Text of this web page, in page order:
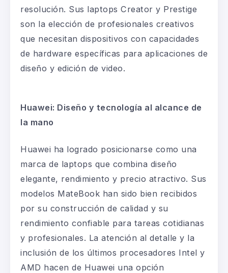
resolución. Sus laptops Creator y Prestige
son la elección de profesionales creativos
que necesitan dispositivos con capacidades
de hardware específicas para aplicaciones de
diseño y edición de video.
Huawei: Diseño y tecnología al alcance de
la mano
Huawei ha logrado posicionarse como una
marca de laptops que combina diseño
elegante, rendimiento y precio atractivo. Sus
modelos MateBook han sido bien recibidos
por su construcción de calidad y su
rendimiento confiable para tareas cotidianas
y profesionales. La atención al detalle y la
inclusión de los últimos procesadores Intel y
AMD hacen de Huawei una opción